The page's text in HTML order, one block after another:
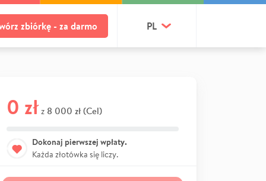
zbiórkę - za darmo PL
0 zł z 8 000 zł (Cel)
Dokonaj pierwszej wpłaty.
Każda złotówka się liczy.